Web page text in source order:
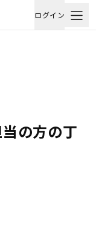
ログイン
の方の丁